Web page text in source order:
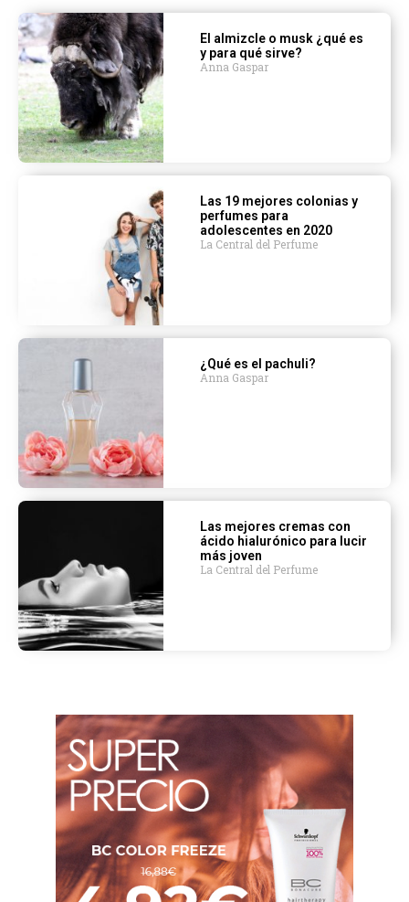
El almizcle o musk ¿qué es
y para qué sirve?
Anna Gaspar
Las 19 mejores colonias y
perfumes para
adolescentes en 2020
La Central del Perfume
¿Qué es el pachuli?
Anna Gaspar
Las mejores cremas con
ácido hialurónico para lucir
más joven
La Central del Perfume